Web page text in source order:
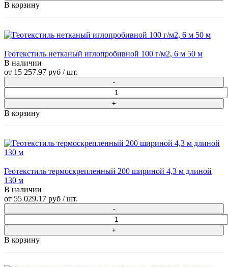
В корзину
Геотекстиль нетканый иглопробивной 100 г/м2, 6 м 50 м
В наличии
от 15 257.97 руб / шт.
В корзину
Геотекстиль термоскрепленный 200 шириной 4,3 м длиной
130 м
В наличии
от 55 029.17 руб / шт.
В корзину